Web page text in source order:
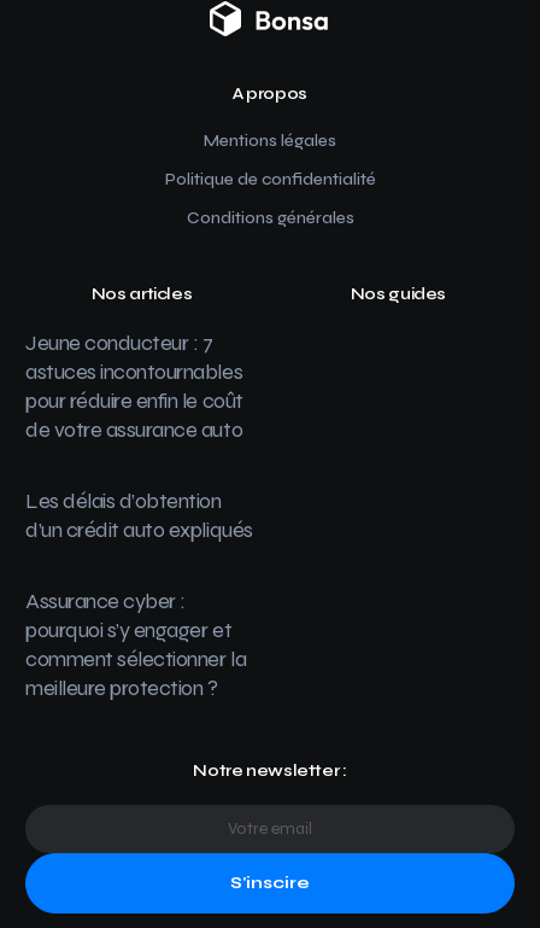
A propos
Mentions légales
Politique de confidentialité
Conditions générales
Nos articles
Jeune conducteur : 7
astuces incontournables
pour réduire enfin le coût
de votre assurance auto
Les délais d’obtention
d’un crédit auto expliqués
Assurance cyber :
pourquoi s’y engager et
comment sélectionner la
meilleure protection ?
Nos guides
Notre newsletter :
S'inscire